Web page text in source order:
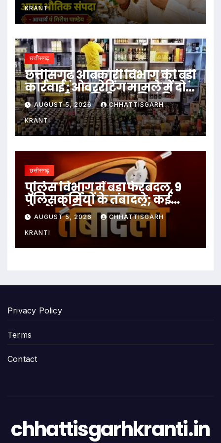
KRANTI
छत्तीसगढ़
छत्तीसगढ़ आबकारी विभाग की बड़ी
कार्रवाई : ओवररेटिंग मामले में दो
आबकारी उप निरीक्षक निलंबित
AUGUST 5, 2026 CHHATTISGARH
KRANTI
छत्तीसगढ़
पुलिस विभाग में बड़ा फेरबदल, 9
पुलिसकर्मियों के तबादले; कई
थानों को मिले नए प्रभारी
AUGUST 5, 2026 CHHATTISGARH
KRANTI
Privacy Policy
Terms
Contact
chhattisgarhkranti.in